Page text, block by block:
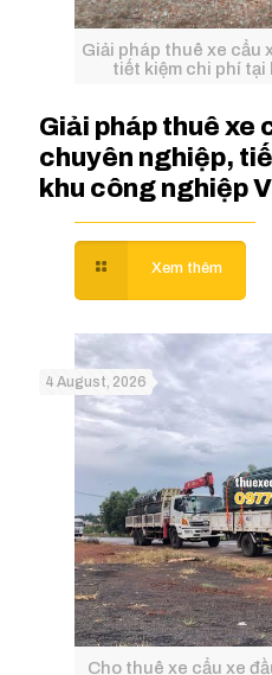
Giải pháp thuê xe cẩu
tiết kiệm chi phí tại
Giải pháp thuê xe
chuyên nghiệp,
khu công nghiệp
Cho thuê xe cẩu xe
4 August, 2026